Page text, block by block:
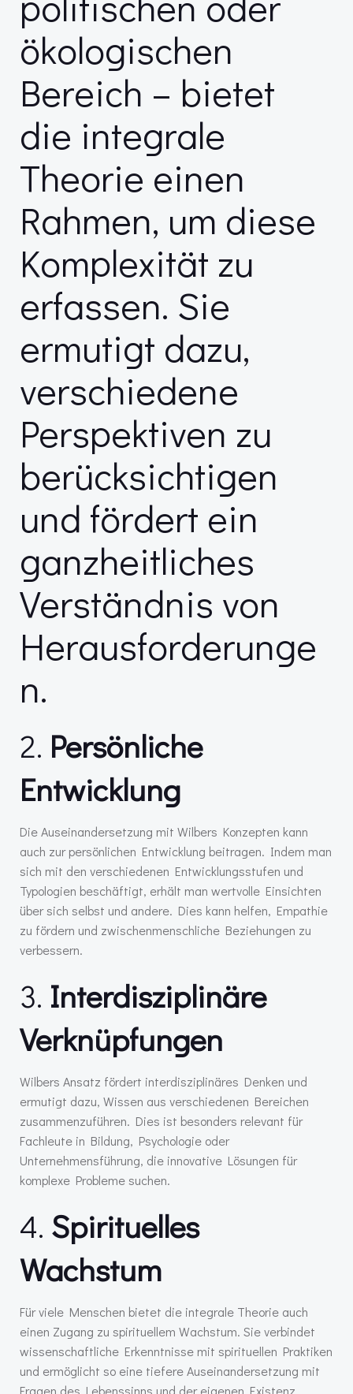
ökologischen
Bereich – bietet
die integrale
Theorie einen
Rahmen, um diese
Komplexität zu
erfassen. Sie
ermutigt dazu,
verschiedene
Perspektiven zu
berücksichtigen
und fördert ein
ganzheitliches
Verständnis von
Herausforderunge
n.
2. Persönliche
Entwicklung
Die Auseinandersetzung mit Wilbers Konzepten kann
auch zur persönlichen Entwicklung beitragen. Indem man
sich mit den verschiedenen Entwicklungsstufen und
Typologien beschäftigt, erhält man wertvolle Einsichten
über sich selbst und andere. Dies kann helfen, Empathie
zu fördern und zwischenmenschliche Beziehungen zu
verbessern.
3. Interdisziplinäre
Verknüpfungen
Wilbers Ansatz fördert interdisziplinäres Denken und
ermutigt dazu, Wissen aus verschiedenen Bereichen
zusammenzuführen. Dies ist besonders relevant für
Fachleute in Bildung, Psychologie oder
Unternehmensführung, die innovative Lösungen für
komplexe Probleme suchen.
4. Spirituelles
Wachstum
Für viele Menschen bietet die integrale Theorie auch
einen Zugang zu spirituellem Wachstum. Sie verbindet
wissenschaftliche Erkenntnisse mit spirituellen Praktiken
und ermöglicht so eine tiefere Auseinandersetzung mit